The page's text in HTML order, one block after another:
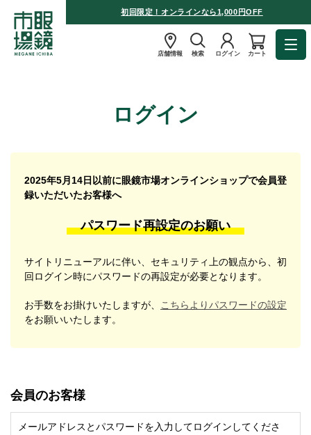
初回限定！オンラインなら1,000円OFF
店舗情報 検索 ログイン カート
ログイン
2025年5月14日以前に眼鏡市場オンラインショップで会員登
録いただいたお客様へ
パスワード再設定のお願い
サイトリニューアルに伴い、セキュリティ上の観点から、初
回ログイン時にパスワードの再設定が必要となります。
お手数をお掛けいたしますが、
こちらよりパスワードの設定
をお願いいたします。
会員のお客様
メールアドレスとパスワードを入力してログインしてくださ